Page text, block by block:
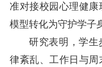
准对接校园心理健
模型转化为守护学子
研究表明，学生
律紊乱、工作日与